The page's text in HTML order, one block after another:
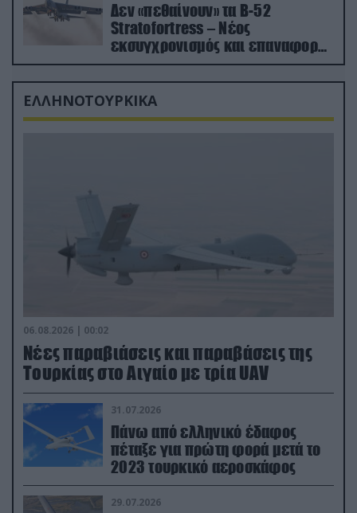
Δεν «πεθαίνουν» τα Β-52
Stratofortress – Νέος
εκσυγχρονισμός και επαναφορά
από τα «νεκροταφεία»
ΕΛΛΗΝΟΤΟΥΡΚΙΚΑ
06.08.2026 | 00:02
Νέες παραβιάσεις και παραβάσεις της
Τουρκίας στο Αιγαίο με τρία UAV
31.07.2026
Πάνω από ελληνικό έδαφος
πέταξε για πρώτη φορά μετά το
2023 τουρκικό αεροσκάφος
29.07.2026